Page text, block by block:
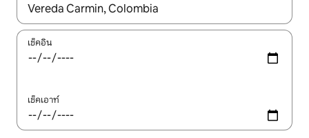
ใช้ลูกศรขึ้นลง หรือใช้การสัมผัสหรือปัด เพื่อสำรวจผลการค้นหา
เช็คอิน
เช็คเอาท์